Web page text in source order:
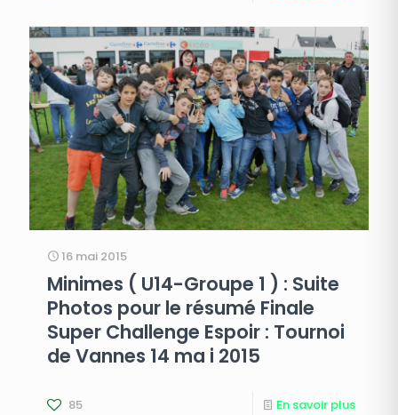
16 mai 2015
Minimes ( U14-Groupe 1 ) : Suite
Photos pour le résumé Finale
Super Challenge Espoir : Tournoi
de Vannes 14 ma i 2015
85 En savoir plus